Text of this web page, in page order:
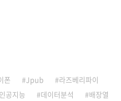
폰 Jpub
라즈베리파이
인공지능 데이터분석
배장열